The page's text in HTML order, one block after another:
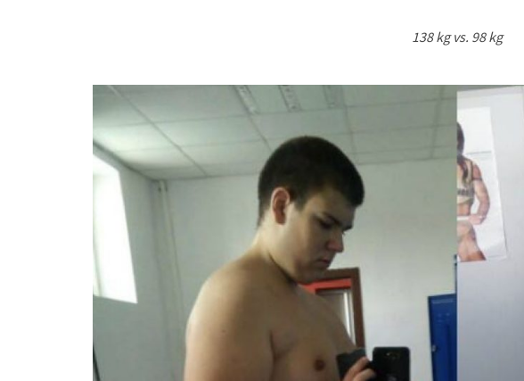
138 kg vs. 98 kg